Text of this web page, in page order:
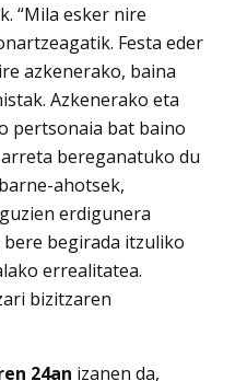
“Mila esker nire
Festa eder
azkenerako, baina
Azkenerako eta
pertsonaia bat baino
bereganatuko du
ahotsek,
erdigunera
begirada itzuliko
errealitatea.
bizitzaren
24an izanen da,